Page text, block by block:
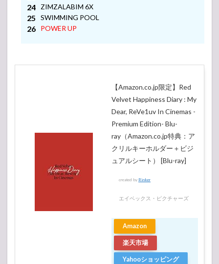
Tour
in
JAPAN
“REDMARE”
ZIMZALABIM 6X
SWIMMING POOL
POWER UP
【Amazon.co.jp限定】Red
Velvet Happiness Diary : My
Dear, ReVe1uv In Cinemas -
Premium Edition- Blu-
ray（Amazon.co.jp特典：ア
クリルキーホルダー＋ビジ
ュアルシート） [Blu-ray]
created by Rinker
エイベックス・ピクチャーズ
Amazon
楽天市場
Yahooショッピング